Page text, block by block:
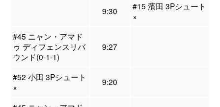
9:30
#15 濱田 3Pシュート
×
#45 ニャン・アマド
ゥ ディフェンスリバ
ウンド(0-1-1)
9:27
#52 小田 3Pシュート
×
9:20